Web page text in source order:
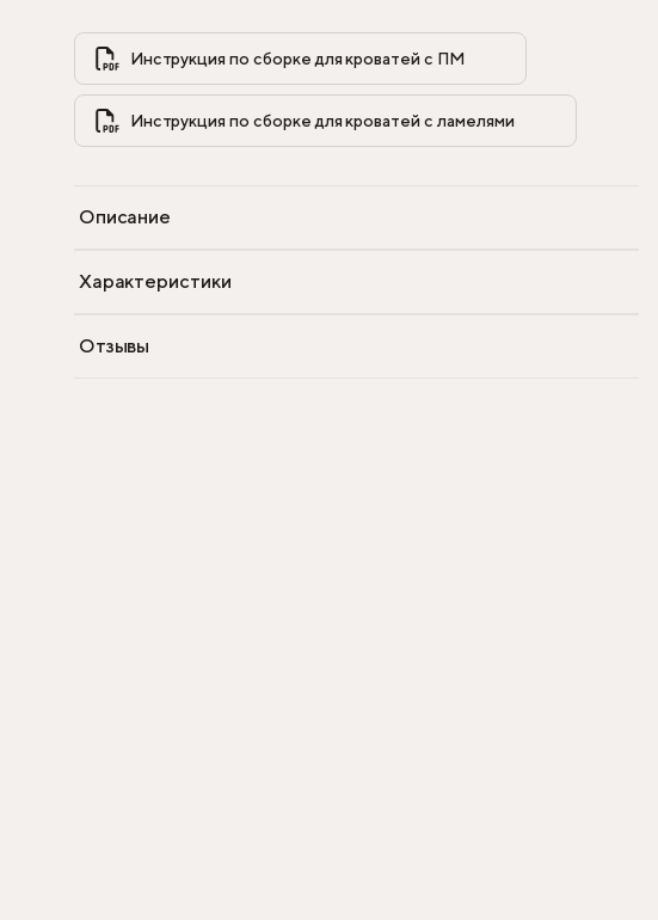
Инструкция по сборке для кроватей с ПМ
Инструкция по сборке для кроватей с ламелями
Описание
Характеристики
Отзывы